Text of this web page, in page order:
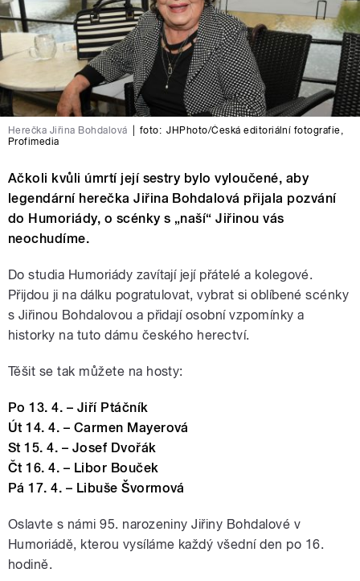
Herečka Jiřina Bohdalová foto: JHPhoto/Česká editoriální fotografie,
Profimedia
Ačkoli kvůli úmrtí její sestry bylo vyloučené, aby
legendární herečka Jiřina Bohdalová přijala pozvání
do Humoriády, o scénky s „naší“ Jiřinou vás
neochudíme.
Do studia Humoriády zavítají její přátelé a kolegové.
Přijdou ji na dálku pogratulovat, vybrat si oblíbené scénky
s Jiřinou Bohdalovou a přidají osobní vzpomínky a
historky na tuto dámu českého herectví.
Těšit se tak můžete na hosty:
Po 13. 4. – Jiří Ptáčník
Út 14. 4. – Carmen Mayerová
St 15. 4. – Josef Dvořák
Čt 16. 4. – Libor Bouček
Pá 17. 4. – Libuše Švormová
Oslavte s námi 95. narozeniny Jiřiny Bohdalové v
Humoriádě, kterou vysíláme každý všední den po 16.
hodině.